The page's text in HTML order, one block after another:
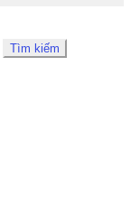
Tìm kiếm